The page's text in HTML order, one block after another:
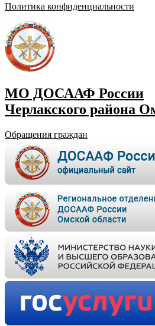
Политика конфиденциальности
МО ДОСААФ России
Черлакского района
Обращения граждан